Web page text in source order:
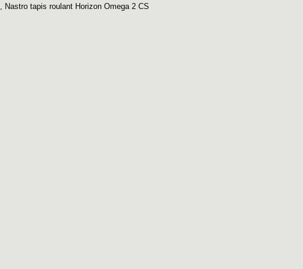
, Nastro tapis roulant Horizon Omega 2 CS